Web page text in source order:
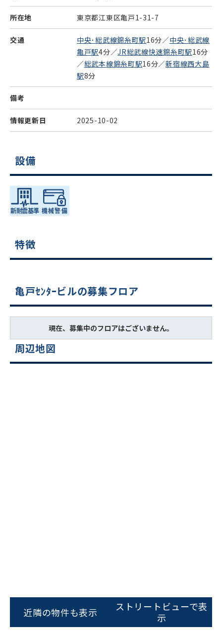
所在地 東京都江東区亀戸1-31-7
交通 中央･総武線錦糸町駅16分／中央･総武線
亀戸駅4分／JR総武線快速錦糸町駅16分
／総武本線錦糸町駅16分／新宿線西大島
駅8分
備考
情報更新日 2025-10-02
設備
特徴
亀戸ｾﾝﾀｰビルの募集フロア
現在、募集中のフロアはございません。
ビルコード： 172272
周辺地図
近隣の物件も表示
ストリートビューで表
示